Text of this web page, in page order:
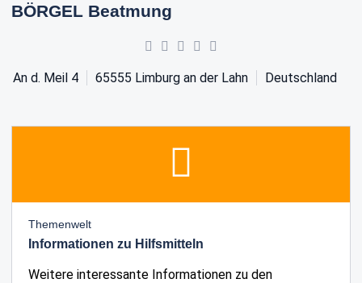
BÖRGEL Beatmung
An d. Meil 4 65555 Limburg an der Lahn Deutschland
Themenwelt
Informationen zu Hilfsmitteln
Weitere interessante Informationen zu den